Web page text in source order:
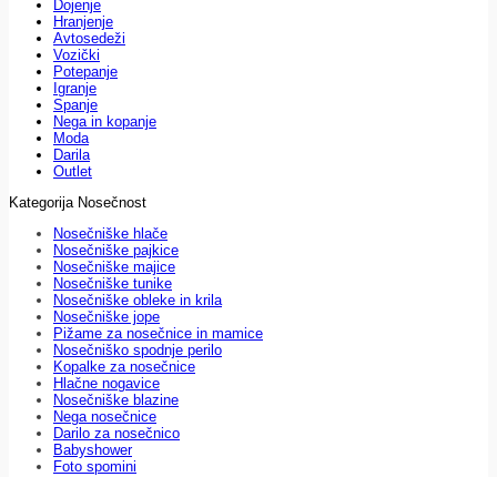
Dojenje
Hranjenje
Avtosedeži
Vozički
Potepanje
Igranje
Spanje
Nega in kopanje
Moda
Darila
Outlet
Kategorija Nosečnost
Nosečniške hlače
Nosečniške pajkice
Nosečniške majice
Nosečniške tunike
Nosečniške obleke in krila
Nosečniške jope
Pižame za nosečnice in mamice
Nosečniško spodnje perilo
Kopalke za nosečnice
Hlačne nogavice
Nosečniške blazine
Nega nosečnice
Darilo za nosečnico
Babyshower
Foto spomini